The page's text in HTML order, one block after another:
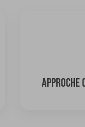
APPROCHE